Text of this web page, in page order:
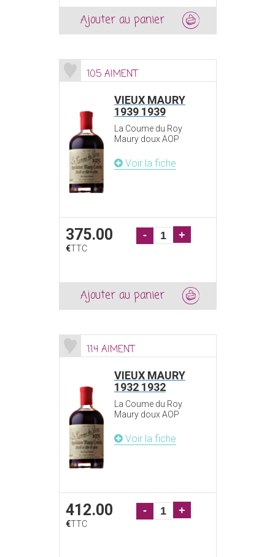
Ajouter au panier
105 AIMENT
VIEUX MAURY
1939 1939
La Coume du Roy
Maury doux AOP
Voir la fiche
375.00
€TTC
- +
Ajouter au panier
114 AIMENT
VIEUX MAURY
1932 1932
La Coume du Roy
Maury doux AOP
Voir la fiche
412.00
€TTC
- +